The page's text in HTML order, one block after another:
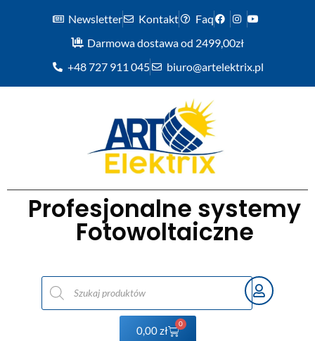
Newsletter Kontakt
Faq
Darmowa dostawa od 2499,00zł
+48 727 911 045
biuro@artelektrix.pl
Profesjonalne systemy
Fotowoltaiczne
0,00zł
0